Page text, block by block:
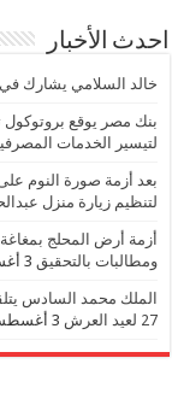
احدث الأخبار
خالد السلامي يشارك في
بنك مصر يوقع
لتيسير الخدمات
بعد أزمة صورة النوم
لتنظيم زيارة منزل
أزمة أرض المحلج
ومطالبات بالتحقيق 3 أغسطس، 2026
الملك محمد السادس
27 لعيد العرش
3 أغسطس، 2026